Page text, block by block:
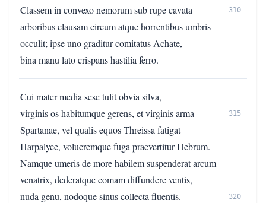
Classem in convexo nemorum sub rupe cavata
310
arboribus clausam circum atque horrentibus umbris
occulit; ipse uno graditur comitatus Achate,
bina manu lato crispans hastilia ferro.
Cui mater media sese tulit obvia silva,
virginis os habitumque gerens, et virginis arma
315
Spartanae, vel qualis equos Threissa fatigat
Harpalyce, volucremque fuga praevertitur Hebrum.
Namque umeris de more habilem suspenderat arcum
venatrix, dederatque comam diffundere ventis,
nuda genu, nodoque sinus collecta fluentis.
320